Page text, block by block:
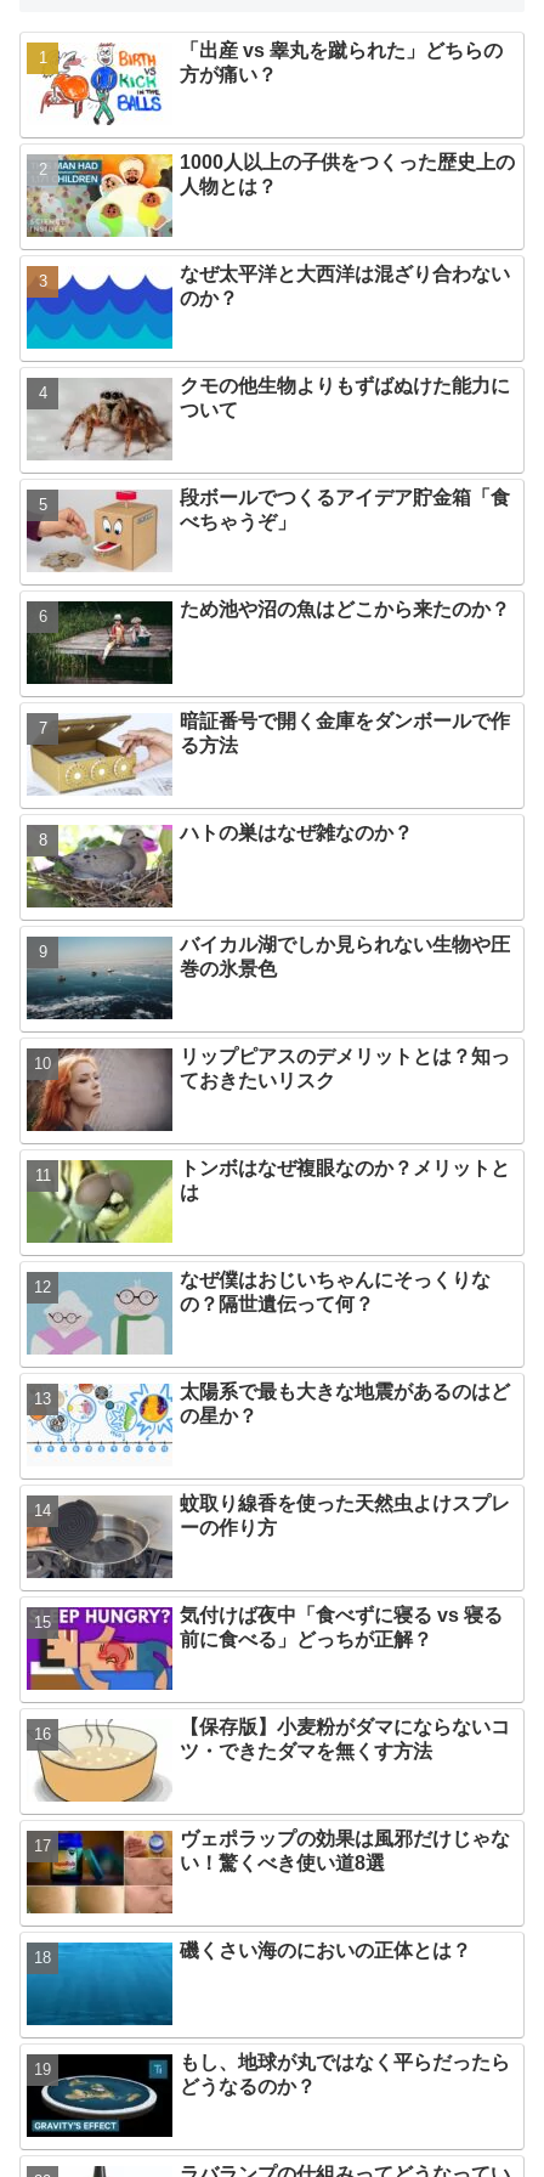
「出産 vs 睾丸を蹴られた」どちらの
方が痛い？
1000人以上の子供をつくった歴史上の
人物とは？
なぜ太平洋と大西洋は混ざり合わない
のか？
クモの他生物よりもずばぬけた能力に
ついて
段ボールでつくるアイデア貯金箱「食
べちゃうぞ」
ため池や沼の魚はどこから来たのか？
暗証番号で開く金庫をダンボールで作
る方法
ハトの巣はなぜ雑なのか？
バイカル湖でしか見られない生物や圧
巻の氷景色
リップピアスのデメリットとは？知っ
ておきたいリスク
トンボはなぜ複眼なのか？メリットと
は
なぜ僕はおじいちゃんにそっくりな
の？隔世遺伝って何？
太陽系で最も大きな地震があるのはど
の星か？
蚊取り線香を使った天然虫よけスプレ
ーの作り方
気付けば夜中「食べずに寝る vs 寝る
前に食べる」どっちが正解？
【保存版】小麦粉がダマにならないコ
ツ・できたダマを無くす方法
ヴェポラップの効果は風邪だけじゃな
い！驚くべき使い道8選
磯くさい海のにおいの正体とは？
もし、地球が丸ではなく平らだったら
どうなるのか？